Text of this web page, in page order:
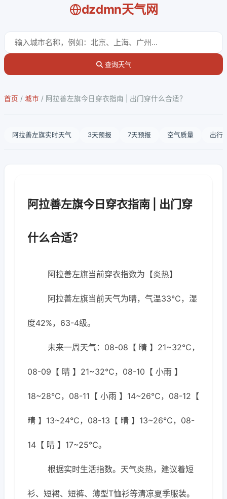
dzdmn天气网
查询天气
首页 / 城市 / 阿拉善左旗今日穿衣指南 | 出门穿什么合适？
阿拉善左旗实时天气 3天预报 7天预报 空气质量 出行
阿拉善左旗今日穿衣指南 | 出门穿
什么合适？
阿拉善左旗当前穿衣指数为【炎热】
阿拉善左旗当前天气为晴，气温33℃，湿
度42%，63-4级。
未来一周天气：08-08【 晴 】21~32℃，
08-09【 晴 】21~32℃，08-10【 小雨 】
18~28℃，08-11【 小雨 】14~26℃，08-12【
晴 】13~24℃，08-13【 晴 】13~26℃，08-
14【 晴 】17~25℃。
根据实时生活指数。天气炎热，建议着短
衫、短裙、短裤、薄型T恤衫等清凉夏季服装。